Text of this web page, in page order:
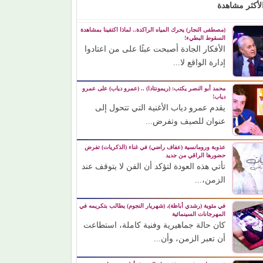
مشاهدة
(مصطفى النجار) يحرك المياه الراكدة.. لماذا اكتفينا بمشاهدة
السقوط البطيء!
الأفكار الجادة أصبحت عبئًا على من اعتادوا
إدارة الواقع لا...
محمد أبو النصر يكتب: (ريمونتادا) .. (عمرو دياب) على عمرو
دياب!
يقدم عمرو دياب الأغنية التي تتحول إلى
عنوان للصيف وتفرض...
عذوبة ورومانسية (عفاف راضي) في غناء (الذكريات) تفرض
حضورها الراقي من جديد
تأتي هذه العودة لتؤكد أن الفن لا يتوقف عند
الزمن،...
في مئوية (رشدي أباظة)، (شهريار النجوم) يطالب بتكريمه في
المهرجانات السينمائية
كان حالة جماهيرية وفنية كاملة، استطاعت
أن تعبر الزمن، وأن...